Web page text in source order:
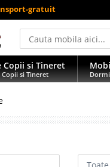
gratuit
Copii si Tineret
si Tineret